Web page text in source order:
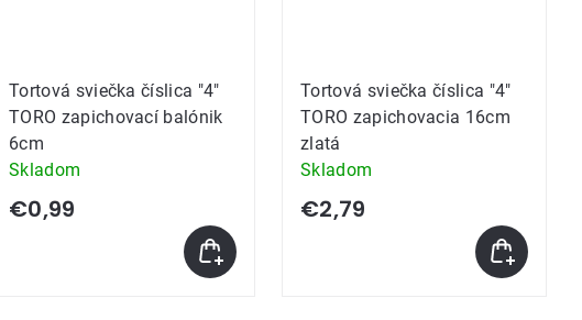
Tortová sviečka číslica "4"
TORO zapichovací balónik
6cm
Skladom
€0,99
Tortová sviečka číslica "4"
TORO zapichovacia 16cm
zlatá
Skladom
€2,79